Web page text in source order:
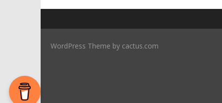
WordPress Theme by cactus.com